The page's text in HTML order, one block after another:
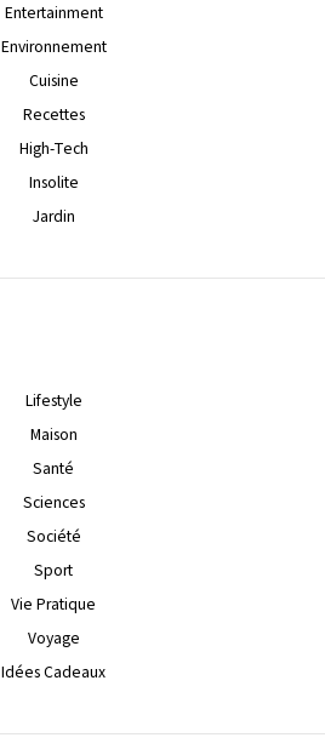
Entertainment
Environnement
Cuisine
Recettes
High-Tech
Insolite
Jardin
Lifestyle
Maison
Santé
Sciences
Société
Sport
Vie Pratique
Voyage
Idées Cadeaux